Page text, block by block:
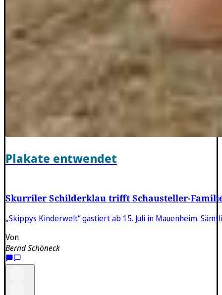
Plakate entwendet
Skurriler Schilderklau trifft Schausteller-
„Skippys Kinderwelt“ gastiert ab 15. Juli in Mauenheim.
Von
Bernd Schöneck